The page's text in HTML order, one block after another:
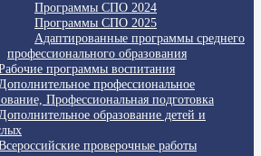
Программы СПО 2024
Программы СПО 2025
Адаптированные программы среднего
профессионального образования
программы воспитания
профессиональное
Профессиональная подготовка
образование детей и
проверочные работы